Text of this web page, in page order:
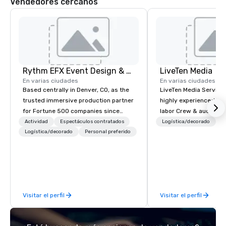
Rythm EFX Event Design & Fabrication
En varias ciudades
Based centrally in Denver, CO, as the
trusted immersive production partner
for Fortune 500 companies since
2012. We deliver stunning premium AV
and in-house custom scenic
back because we make production
effortless, making planners look
brilliant with stunning events their
Actividad
Espectáculos contratados
Logística/decorado
Personal preferido
Visitar el perfil
LiveTen Media
En varias ciudades
LiveTen Media
highly experienced
labor Crew &
Team Members
Logística/decorado
Visitar el perfil